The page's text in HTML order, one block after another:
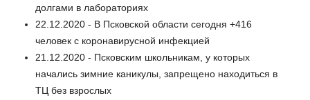
долгами в лабораториях
22.12.2020 - В Псковской области сегодня +416
человек с коронавирусной инфекцией
21.12.2020 - Псковским школьникам, у которых
начались зимние каникулы, запрещено находиться в
ТЦ без взрослых